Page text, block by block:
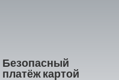
Безопасный
платёж картой